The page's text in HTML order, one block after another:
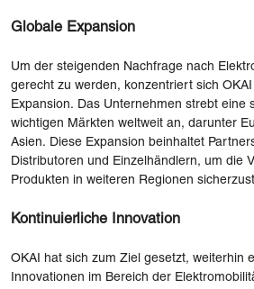
Globale Expansion
Um der steigenden Nachfrage nach
gerecht zu werden, konzentriert sich
Expansion. Das Unternehmen strebt eine
wichtigen Märkten weltweit an, darunter
Asien. Diese Expansion beinhaltet
Distributoren und Einzelhändlern, um die
Produkten in weiteren Regionen
Kontinuierliche Innovation
OKAI hat sich zum Ziel gesetzt, weiterhin
Innovationen im Bereich der